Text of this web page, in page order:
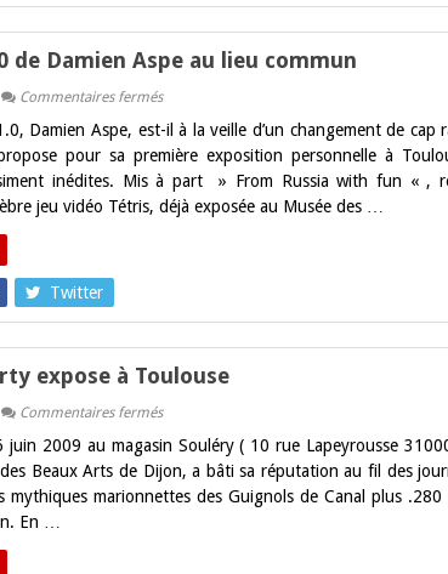
de Damien Aspe au lieu commun
Commentaires ferméssur
1.0
de
Damien
Aspe
au
lieu
Damien Aspe, est-il à la veille d’un changement de cap
pour sa première exposition personnelle à
inédites. Mis à part » From Russia with fun « ,
jeu vidéo Tétris, déjà exposée au Musée des …
Twitter
expose à Toulouse
Commentaires ferméssur
Marty
expose
à
Toulouse
juin 2009 au magasin Souléry ( 10 rue Lapeyrousse
Beaux Arts de Dijon, a bâti sa réputation au fil des
mythiques marionnettes des Guignols de Canal plus
En …